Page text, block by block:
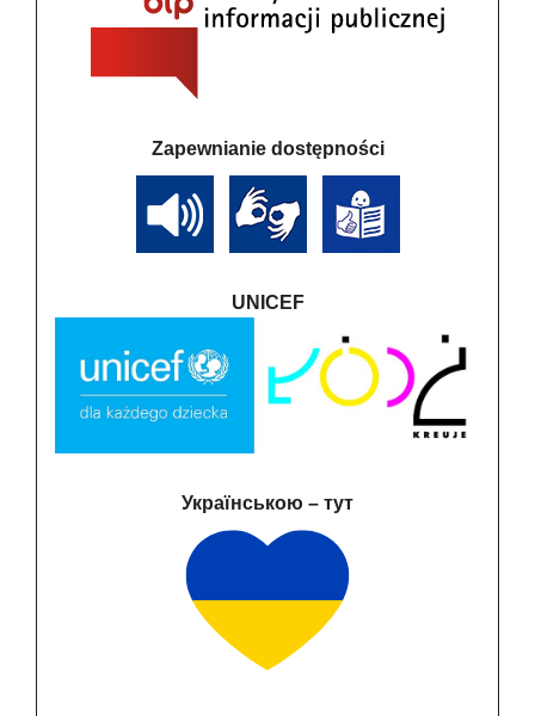
Zapewnianie dostępności
UNICEF
Українською – тут